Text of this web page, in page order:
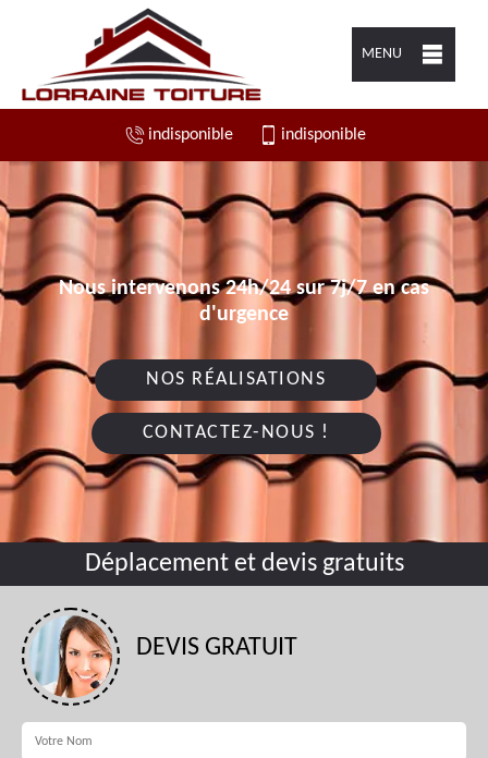
MENU
indisponible indisponible
Nous intervenons 24h/24 sur 7j/7 en cas
d'urgence
NOS RÉALISATIONS
CONTACTEZ-NOUS !
Déplacement et devis gratuits
DEVIS GRATUIT